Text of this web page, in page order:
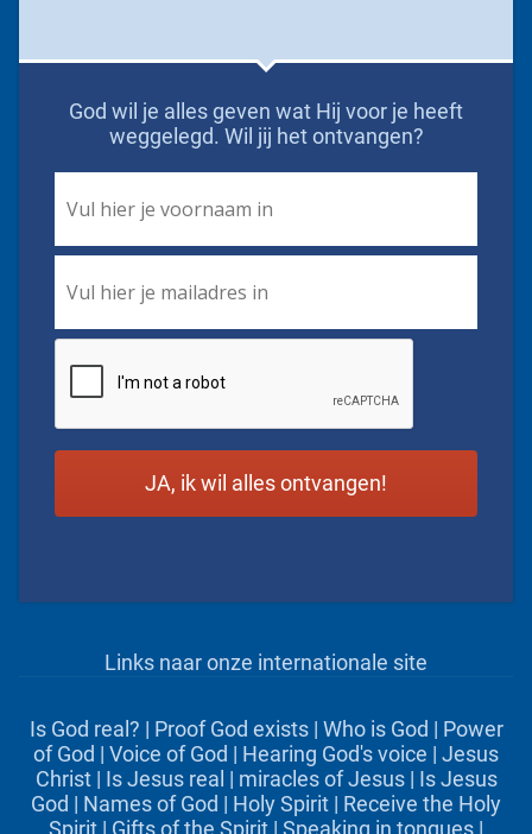
God wil je alles geven wat Hij voor je heeft
weggelegd. Wil jij het ontvangen?
Name *
Links naar onze internationale site
Is God real? | Proof God exists| Who is God | Power
of God | Voice of God | Hearing God's voice | Jesus
Christ| Is Jesus real | miracles of Jesus| Is Jesus
God | Names of God | Holy Spirit | Receive the Holy
Spirit | Gifts of the Spirit | Speaking in tongues |